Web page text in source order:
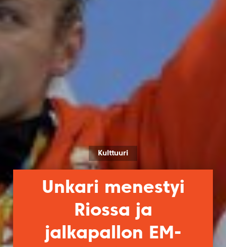
Kulttuuri
Unkari menestyi
Riossa ja
jalkapallon EM-